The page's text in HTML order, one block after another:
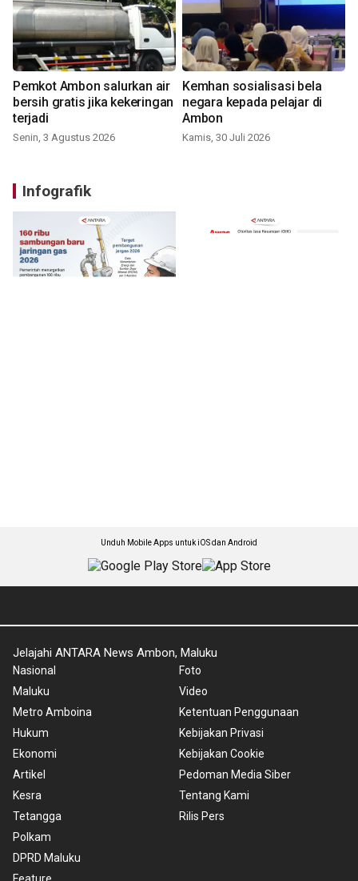
Pemkot Ambon salurkan air
bersih gratis jika kekeringan
terjadi
Senin, 3 Agustus 2026
Kemhan sosialisasi bela
negara kepada pelajar di
Ambon
Kamis, 30 Juli 2026
Infografik
Unduh Mobile Apps untuk iOS dan Android
Jelajahi ANTARA News Ambon, Maluku
Nasional
Maluku
Metro Amboina
Hukum
Ekonomi
Artikel
Kesra
Tetangga
Polkam
DPRD Maluku
Foto
Video
Ketentuan Penggunaan
Kebijakan Privasi
Kebijakan Cookie
Pedoman Media Siber
Tentang Kami
Rilis Pers